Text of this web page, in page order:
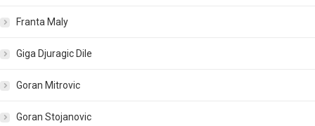
Franta Maly
Giga Djuragic Dile
Goran Mitrovic
Goran Stojanovic